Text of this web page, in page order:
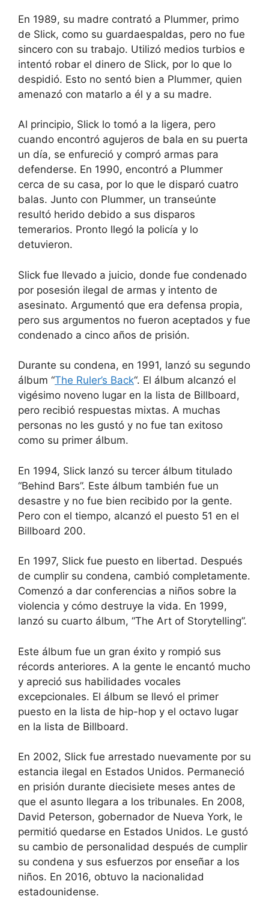
En 1989, su madre contrató a Plummer, primo
de Slick, como su guardaespaldas, pero no fue
sincero con su trabajo. Utilizó medios turbios e
intentó robar el dinero de Slick, por lo que lo
despidió. Esto no sentó bien a Plummer, quien
amenazó con matarlo a él y a su madre.
Al principio, Slick lo tomó a la ligera, pero
cuando encontró agujeros de bala en su puerta
un día, se enfureció y compró armas para
defenderse. En 1990, encontró a Plummer
cerca de su casa, por lo que le disparó cuatro
balas. Junto con Plummer, un transeúnte
resultó herido debido a sus disparos
temerarios. Pronto llegó la policía y lo
detuvieron.
Slick fue llevado a juicio, donde fue condenado
por posesión ilegal de armas y intento de
asesinato. Argumentó que era defensa propia,
pero sus argumentos no fueron aceptados y fue
condenado a cinco años de prisión.
Durante su condena, en 1991, lanzó su segundo
álbum “The Ruler’s Back“. El álbum alcanzó el
vigésimo noveno lugar en la lista de Billboard,
pero recibió respuestas mixtas. A muchas
personas no les gustó y no fue tan exitoso
como su primer álbum.
En 1994, Slick lanzó su tercer álbum titulado
“Behind Bars”. Este álbum también fue un
desastre y no fue bien recibido por la gente.
Pero con el tiempo, alcanzó el puesto 51 en el
Billboard 200.
En 1997, Slick fue puesto en libertad. Después
de cumplir su condena, cambió completamente.
Comenzó a dar conferencias a niños sobre la
violencia y cómo destruye la vida. En 1999,
lanzó su cuarto álbum, “The Art of Storytelling”.
Este álbum fue un gran éxito y rompió sus
récords anteriores. A la gente le encantó mucho
y apreció sus habilidades vocales
excepcionales. El álbum se llevó el primer
puesto en la lista de hip-hop y el octavo lugar
en la lista de Billboard.
En 2002, Slick fue arrestado nuevamente por su
estancia ilegal en Estados Unidos. Permaneció
en prisión durante diecisiete meses antes de
que el asunto llegara a los tribunales. En 2008,
David Peterson, gobernador de Nueva York, le
permitió quedarse en Estados Unidos. Le gustó
su cambio de personalidad después de cumplir
su condena y sus esfuerzos por enseñar a los
niños. En 2016, obtuvo la nacionalidad
estadounidense.